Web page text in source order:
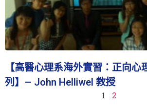
【高醫心理系海外實習：正向心
列】— John Helliwel 教授
1 2